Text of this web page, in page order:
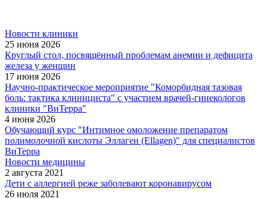
Новости клиники
25 июня 2026
Круглый стол, посвящённый проблемам анемии и дефицита
железа у женщин
17 июня 2026
Научно-практическое мероприятие "Коморбидная тазовая
боль: тактика клинициста" с участием врачей-гинекологов
клиники "ВиТерра"
4 июня 2026
Обучающий курс "Интимное омоложение препаратом
полимолочной кислоты Эллаген (Ellagen)" для специалистов
ВиТерра
Новости медицины
2 августа 2021
Дети с аллергией реже заболевают коронавирусом
26 июля 2021